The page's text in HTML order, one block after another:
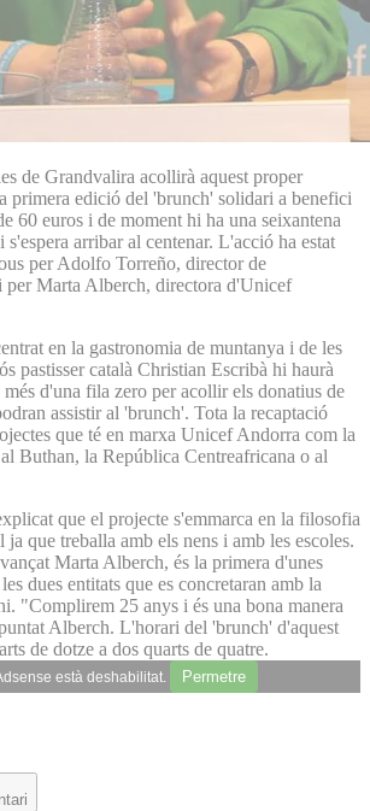
de Grandvalira acollirà aquest proper
primera edició del 'brunch' solidari a benefici
60 euros i de moment hi ha una seixantena
s'espera arribar al centenar. L'acció ha estat
per Adolfo Torreño, director de
per Marta Alberch, directora d'Unicef
en la gastronomia de muntanya i de les
pastisser català Christian Escribà hi haurà
d'una fila zero per acollir els donatius de
assistir al 'brunch'. Tota la recaptació
que té en marxa Unicef Andorra com la
Buthan, la República Centreafricana o al
que el projecte s'emmarca en la filosofia
que treballa amb els nens i amb les escoles.
Marta Alberch, és la primera d'unes
dues entitats que es concretaran amb la
"Complirem 25 anys i és una bona manera
Alberch. L'horari del 'brunch' d'aquest
de dotze a dos quarts de quatre.
està deshabilitat. Permetre